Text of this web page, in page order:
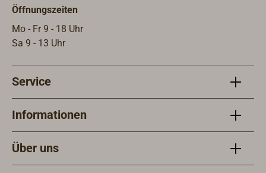
Öffnungszeiten
Mo - Fr 9 - 18 Uhr
Sa 9 - 13 Uhr
Service
Informationen
Über uns